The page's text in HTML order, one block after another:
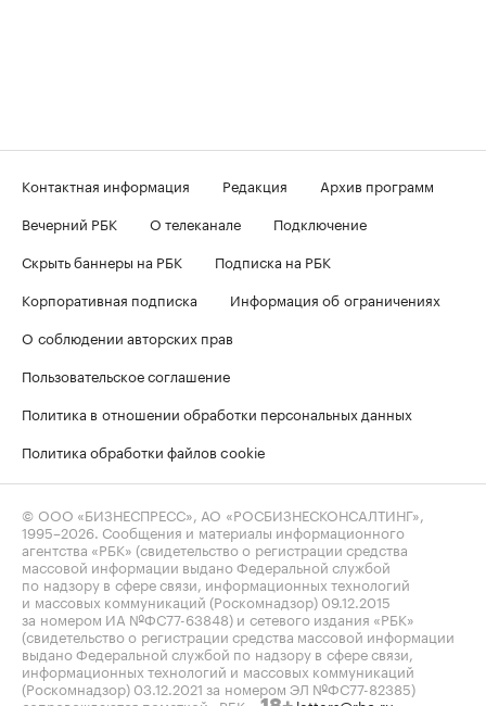
Контактная информация Редакция
Архив программ
Вечерний РБК
О телеканале
Подключение
Скрыть баннеры на РБК
Подписка на РБК
Корпоративная подписка
Информация об ограничениях
О соблюдении авторских прав
Пользовательское соглашение
Политика в отношении обработки персональных данных
Политика обработки файлов cookie
© ООО «БИЗНЕСПРЕСС», АО «РОСБИЗНЕСКОНСАЛТИНГ»,
1995–2026 . Сообщения и материалы информационного
агентства «РБК» (свидетельство о регистрации средства
массовой информации выдано Федеральной службой
по надзору в сфере связи, информационных технологий
и массовых коммуникаций (Роскомнадзор) 09.12.2015
за номером ИА №ФС77-63848) и сетевого издания «РБК»
(свидетельство о регистрации средства массовой информации
выдано Федеральной службой по надзору в сфере связи,
информационных технологий и массовых коммуникаций
(Роскомнадзор) 03.12.2021 за номером ЭЛ №ФС77-82385)